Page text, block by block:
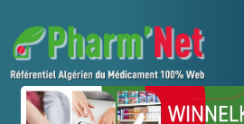
Accueil